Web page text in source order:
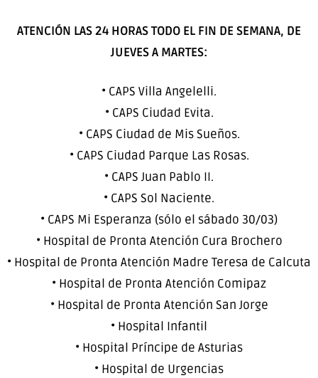
ATENCIÓN LAS 24 HORAS TODO EL FIN DE SEMANA, DE
JUEVES A MARTES:
• CAPS Villa Angelelli.
• CAPS Ciudad Evita.
• CAPS Ciudad de Mis Sueños.
• CAPS Ciudad Parque Las Rosas.
• CAPS Juan Pablo II.
• CAPS Sol Naciente.
• CAPS Mi Esperanza (sólo el sábado 30/03)
• Hospital de Pronta Atención Cura Brochero
• Hospital de Pronta Atención Madre Teresa de Calcuta
• Hospital de Pronta Atención Comipaz
• Hospital de Pronta Atención San Jorge
• Hospital Infantil
• Hospital Príncipe de Asturias
• Hospital de Urgencias